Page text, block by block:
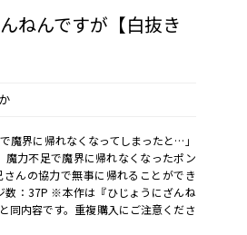
ねんですが【白抜き
魔界に帰れなくなってしまったと…」
魔力不足で魔界に帰れなくなったポン
んの協力で無事に帰れることができ
：37P ※本作は『ひじょうにざんね
同内容です。重複購入にご注意くださ